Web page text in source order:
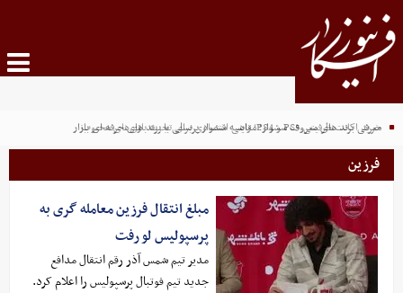
خرید اکانت ظرفیتی PS5 و PS4؛ راهی اقتصادی برای تجربه بازی‌های محبوب
معرفی برند های معروف سشوار؛ مقایسه سشوار پرنسلی با برند های حرفه ای بازار
فرزین
مبلغ انتقال فرزین معامله گری به
پرسپولیس لو رفت
مدیر تیم شمس آذر رقم انتقال مدافع
جدید تیم فوتبال پرسپولیس را اعلام کرد.